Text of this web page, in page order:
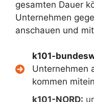
gesamten Dauer
Unternehmen
anschauen und
k101-
Unternehmen
kommen
k101-NORD: